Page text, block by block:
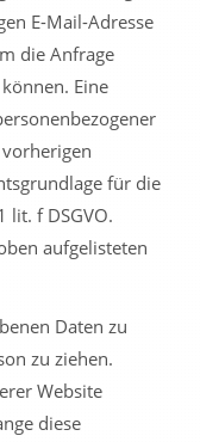
E-Mail-Adresse
die Anfrage
Eine
für die
lit. f DSGVO.
aufgelisteten
Daten zu
zu ziehen.
Website
diese